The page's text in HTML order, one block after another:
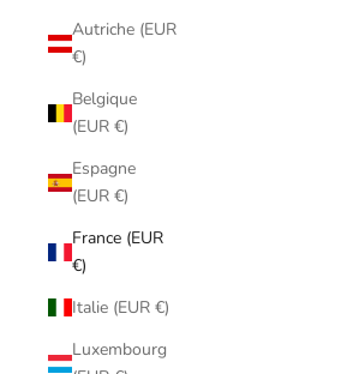
Autriche (EUR
€)
Belgique
(EUR €)
Espagne
(EUR €)
France (EUR
€)
Italie (EUR €)
Luxembourg